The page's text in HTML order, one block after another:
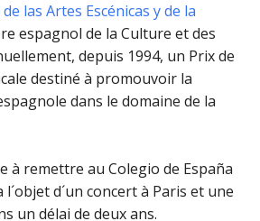
las Artes Escénicas y de la
espagnol de la Culture et des
depuis 1994, un Prix de
destiné à promouvoir la
dans le domaine de la
à remettre au Colegio de España
d´un concert à Paris et une
un délai de deux ans.